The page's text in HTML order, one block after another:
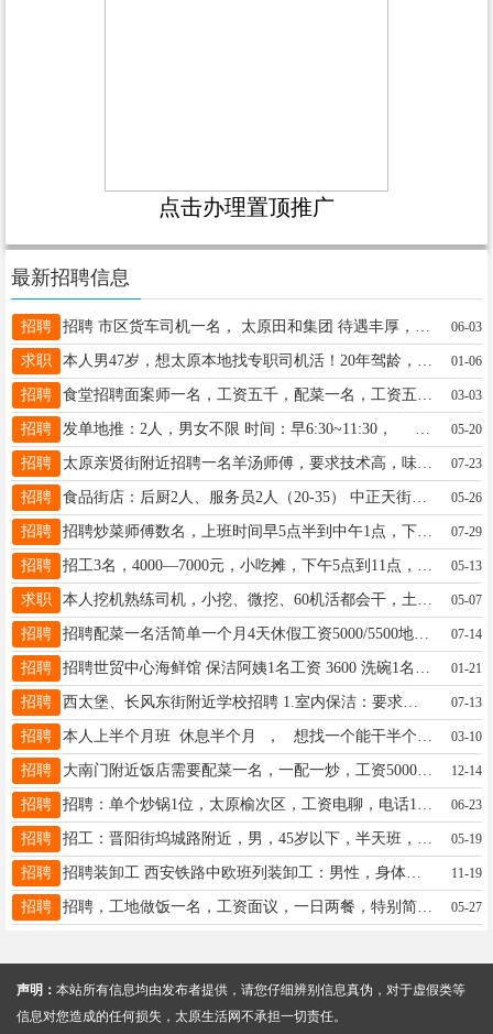
点击办理置顶推广
最新招聘信息
招聘 06-03
求职 01-06
招聘 03-03
招聘 05-20
招聘 太原亲贤街附近招聘一名羊汤师傅，要求技术高，味道好，工资面议，杨经理，18903517981 07-23
招聘 食品街店：后厨2人、服务员2人（20-35） 中正天街店：服务员1个、收银1人 晋阳街店：服务员1个、后厨2个 茂业店储备（前期在晋阳街店）：后厨1个（配菜）、迎宾2个 通达街店：服务员1个（男士) 各岗位需满（20-45）岁，后厨需要男士有经验的 微信电话同号：17735275907 05-26
招聘 招聘炒菜师傅数名，上班时间早5点半到中午1点，下午4点到7点，宿舍环境好，洗漱方便，工资6000元-7000元，公休3天，一日三餐 联系电话:13513616122 地址:南内东街双塔公园南门对面 07-29
招聘 05-13
求职 05-07
招聘 招聘配菜一名活简单一个月4天休假工资5000/5500地址太原吾悦广场联系电话15829099749 07-14
招聘 01-21
招聘 西太堡、长风东街附近学校招聘 1.室内保洁：要求女性，65岁以内，有相关工作经验； 2.宿管：倒班，要求:女性，60岁以内，大专以上学历，有相关工作经验； 3.维修工：要求男性，65岁以内，维修水管、衣柜等 工资面议，工资按时发放不拖欠 以上岗位联系电话:17303512233 07-13
招聘 03-10
招聘 大南门附近饭店需要配菜一名，一配一炒，工资5000至5500，两天休息。电话13068000727微信同号 12-14
招聘 06-23
招聘 05-19
招聘 招聘装卸工 西安铁路中欧班列装卸工：男性，身体健康无心脏病、高血压及其他疾病，年龄35~60岁；管住，不管吃；月工资在6000+，干的好7000+，工作地：港务区；主要装卸树脂、橡胶 联系 田老师 15388575765 11-19
招聘 招聘，工地做饭一名，工资面议，一日两餐，特别简单，面条馒头都是买，一天工作的3～4小时，地址，大同路青年城对面，联系电话13754831461 05-27
声明： 本站所有信息均由发布者提供，请您仔细辨别信息真伪，对于虚假类等
信息对您造成的任何损失，太原生活网不承担一切责任。